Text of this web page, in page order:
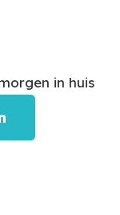
in huis